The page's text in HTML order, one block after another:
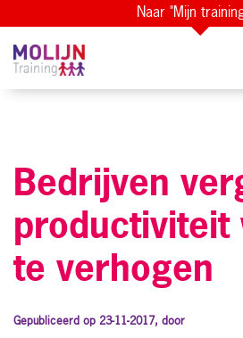
Naar "Mijn
Bedrijven
productiviteit
te verhogen
Gepubliceerd op 23-11-2017, door